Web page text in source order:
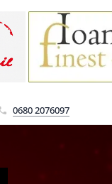
0680 2076097